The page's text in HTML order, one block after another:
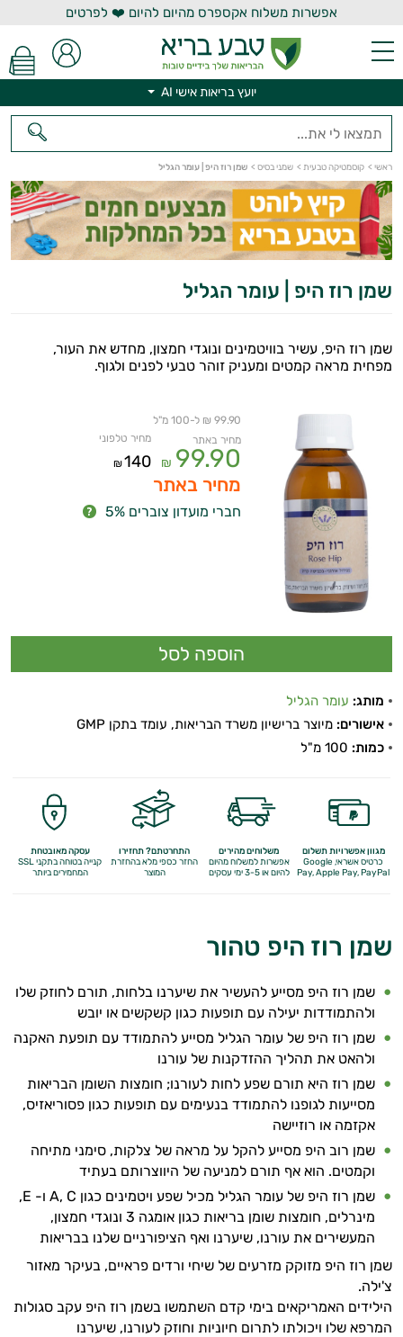
אפשרות משלוח אקספרס מהיום להיום ❤️ לפרטים
יועץ בריאות אישי AI
ראשי > קוסמטיקה טבעית > שמני בסיס > שמן רוז היפ | עומר הגליל
אנטי
אייג'ינג
טיפוח
הגוף
טיפוח
הפנים
מעבר
שמן רוז היפ | עומר הגליל
שמן רוז היפ, עשיר בוויטמינים ונוגדי חמצון, מחדש את העור,
מפחית מראה קמטים ומעניק זוהר טבעי לפנים ולגוף.
99.90 ₪ ל-100 מ"ל
מחיר באתר
99.90
₪
מחיר טלפוני
140
₪
מחיר באתר
חברי מועדון צוברים 5%
מותג: עומר הגליל
אישורים: מיוצר ברישיון משרד הבריאות, עומד בתקן GMP
כמות:
מגוון אפשרויות תשלום
כרטיס אשראי, Google
Pay,Apple Pay, PayPal
משלוחים מהירים
אפשרות למשלוח מהיום
להיום או 3-5 ימי עסקים
התחרטתם? תחזירו
החזר כספי מלאבהחזרת
המוצר
עסקה מאובטחת
קנייה בטוחה בתקני SSL
המחמירים ביותר
שמן רוז היפ טהור
שמן רוז היפ מסייע להעשיר את שיערנו בלחות, תורם לחוזק שלו
ולהתמודדות יעילה עם תופעות כגון קשקשים או יובש
שמן רוז היפ של עומר הגליל מסייע להתמודד עם תופעת האקנה
ולהאט את תהליך ההזדקנות של עורנו
שמן רוז היא תורם שפע לחות לעורנו; חומצות השומן הבריאות
מסייעות לגופנו להתמודד בנעימים עם תופעות כגון פסוריאזיס,
אקזמה או רוזיישה
שמן רוב היפ מסייע להקל על מראה של צלקות, סימני מתיחה
וקמטים. הוא אף תורם למניעה של היווצרותם בעתיד
שמן רוז היפ של עומר הגליל מכיל שפע ויטמינים כגון A, C ו- E,
מינרלים, חומצות שומן בריאות כגון אומגה 3 ונוגדי חמצון,
המעשירים את עורנו, שיערנו ואף הציפורניים שלנו בבריאות
שמן רוז היפ מזוקק מזרעים של שיחי ורדים פראיים, בעיקר מאזור
צ'ילה.
הילידים האמריקאים בימי קדם השתמשו בשמן רוז היפ עקב סגולות
המרפא שלו ויכולתו לתרום חיוניות וחוזק לעורנו, שיערנו
יועץ בריאות אישי AI